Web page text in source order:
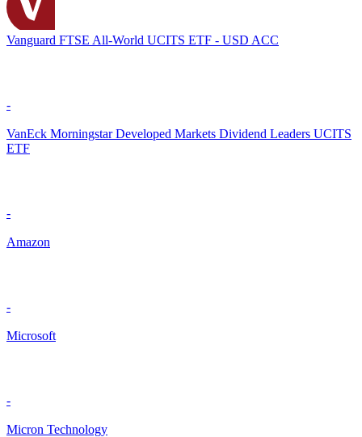
Vanguard FTSE All-World UCITS ETF - USD ACC
-
VanEck Morningstar Developed Markets Dividend Leaders UCITS
ETF
-
Amazon
-
Microsoft
-
Micron Technology